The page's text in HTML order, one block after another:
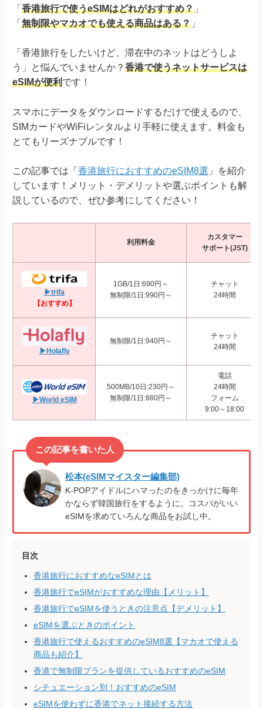
「 香港旅行で使うeSIMはどれがおすすめ？ 」
「 無制限やマカオでも使える商品はある？ 」
「香港旅行をしたいけど、滞在中のネットはどうしよ
う」と悩んでいませんか？ 香港で使うネットサービスは
eSIMが便利です！
スマホにデータをダウンロードするだけで使えるので、
SIMカードやWiFiレンタルより手軽に使えます。料金も
とてもリーズナブルです！
この記事では「 香港旅行におすすめのeSIM8選 」を紹介
しています！メリット・デメリットや選ぶポイントも解
説しているので、ぜひ参考にしてください！
利用料金
カスタマー
サポート(JST)
▶trifa
【おすすめ】
1GB/1日:690円～
無制限/1日:990円～
チャット
24時間
▶Holafly
無制限/1日:940円～
チャット
24時間
▶World eSIM
500MB/10日:230円～
無制限/1日:880円～
電話
24時間
フォーム
9:00～18:00
松本(eSIMマイスター編集部)
K-POPアイドルにハマったのをきっかけに毎年
かならず韓国旅行をするように。コスパがいい
eSIMを求めていろんな商品をお試し中。
目次
香港旅行におすすめなeSIMとは
香港旅行でeSIMがおすすめな理由【メリット】
香港旅行でeSIMを使うときの注意点【デメリット】
eSIMを選ぶときのポイント
香港旅行で使えるおすすめのeSIM8選【マカオで使える
商品も紹介】
香港で無制限プランを提供しているおすすめのeSIM
シチュエーション別！おすすめのeSIM
eSIMを使わずに香港でネット接続する方法